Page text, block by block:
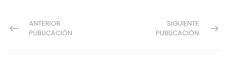
ANTERIOR
PUBLICACIÓN
SIGUIENTE
PUBLICACIÓN